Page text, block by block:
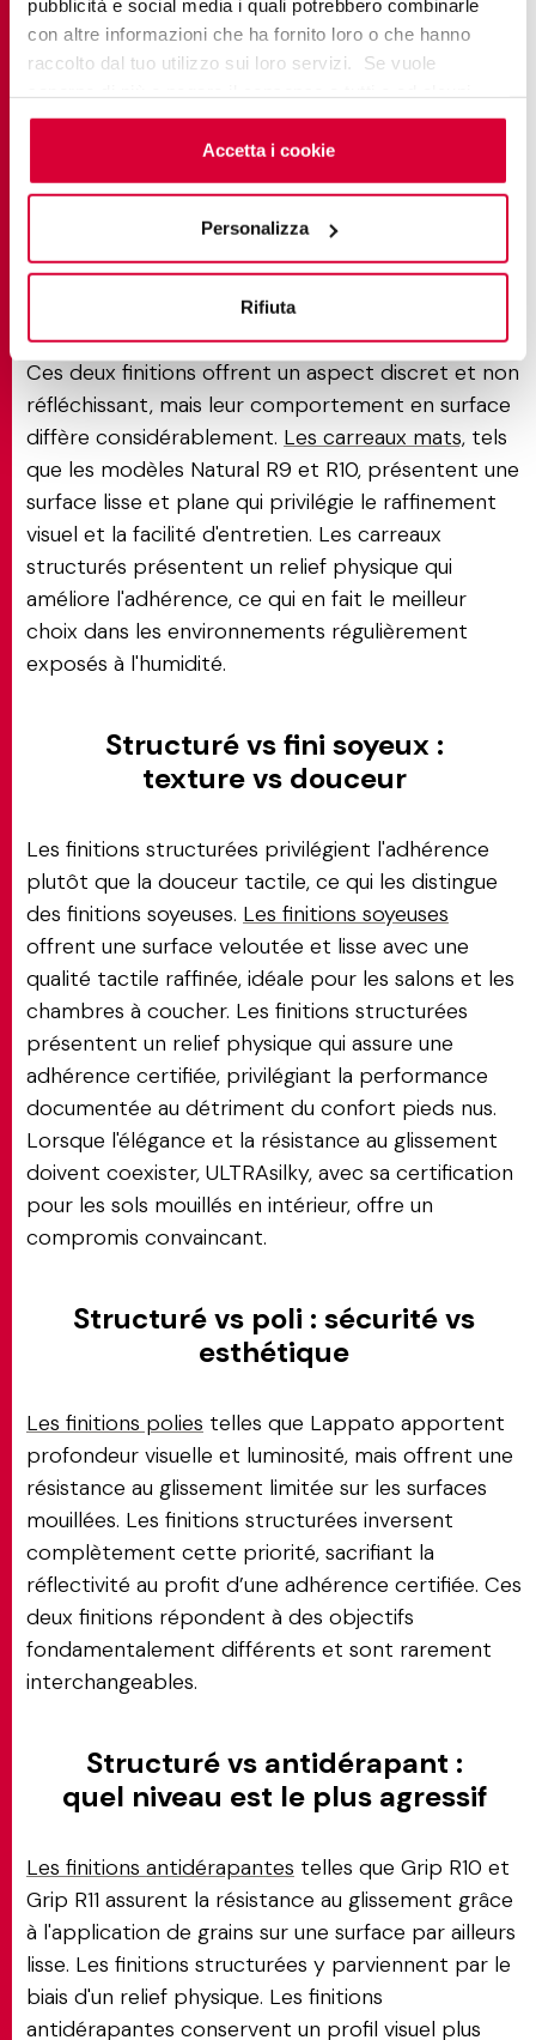
pubblicità e social media i quali potrebbero combinarle
con altre informazioni che ha fornito loro o che hanno
raccolto dal tuo utilizzo sui loro servizi. Se vuole
cookieclicchi qui. Il consenso può essere espresso
cliccando sul tasto “Accetta i cookie”. Se non vuole i
cookie di profilazione può negare il consenso sul tasto
Accetta i cookie
Personalizza
Rifiuta
les performances de chaque option par rapport
aux autres. Les finitions structurées occupent une
place particulière dans le spectre, et les comparer
directement permet de déterminer plus
clairement quand elles constituent le choix le plus
approprié.
Structuré vs mat : adhérence
vs confort
Ces deux finitions offrent un aspect discret et non
réfléchissant, mais leur comportement en surface
diffère considérablement. Les carreaux mats, tels
que les modèles Natural R9 et R10, présentent une
surface lisse et plane qui privilégie le raffinement
visuel et la facilité d'entretien. Les carreaux
structurés présentent un relief physique qui
améliore l'adhérence, ce qui en fait le meilleur
choix dans les environnements régulièrement
exposés à l'humidité.
Structuré vs fini soyeux :
texture vs douceur
Les finitions structurées privilégient l'adhérence
plutôt que la douceur tactile, ce qui les distingue
des finitions soyeuses. Les finitions soyeuses
offrent une surface veloutée et lisse avec une
qualité tactile raffinée, idéale pour les salons et les
chambres à coucher. Les finitions structurées
présentent un relief physique qui assure une
adhérence certifiée, privilégiant la performance
documentée au détriment du confort pieds nus.
Lorsque l'élégance et la résistance au glissement
doivent coexister, ULTRAsilky, avec sa certification
pour les sols mouillés en intérieur, offre un
compromis convaincant.
Structuré vs poli : sécurité vs
esthétique
Les finitions polies telles que Lappato apportent
profondeur visuelle et luminosité, mais offrent une
résistance au glissement limitée sur les surfaces
mouillées. Les finitions structurées inversent
complètement cette priorité, sacrifiant la
réflectivité au profit d’une adhérence certifiée. Ces
deux finitions répondent à des objectifs
fondamentalement différents et sont rarement
interchangeables.
Structuré vs antidérapant :
quel niveau est le plus agressif
Les finitions antidérapantes telles que Grip R10 et
Grip R11 assurent la résistance au glissement grâce
à l'application de grains sur une surface par ailleurs
lisse. Les finitions structurées y parviennent par le
biais d'un relief physique. Les finitions
antidérapantes conservent un profil visuel plus